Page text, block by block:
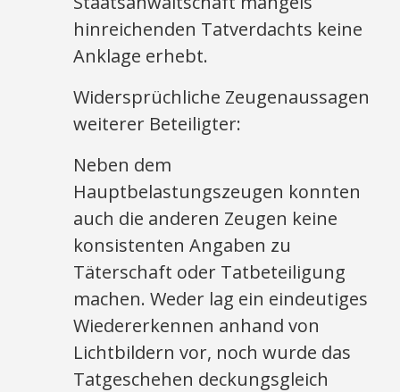
hinreichenden Tatverdachts keine
Anklage erhebt.​
Widersprüchliche Zeugenaussagen
weiterer Beteiligter:
Neben dem
Hauptbelastungszeugen konnten
auch die anderen Zeugen keine
konsistenten Angaben zu
Täterschaft oder Tatbeteiligung
machen. Weder lag ein eindeutiges
Wiedererkennen anhand von
Lichtbildern vor, noch wurde das
Tatgeschehen deckungsgleich